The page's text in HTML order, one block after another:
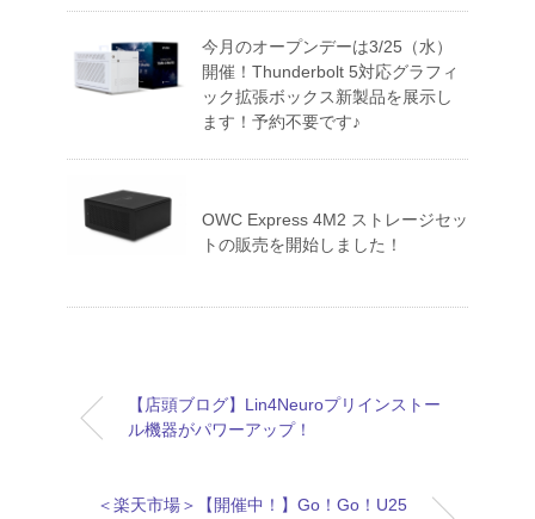
今月のオープンデーは3/25（水）
開催！Thunderbolt 5対応グラフィ
ック拡張ボックス新製品を展示し
ます！予約不要です♪
OWC Express 4M2 ストレージセッ
トの販売を開始しました！
【店頭ブログ】Lin4Neuroプリインストー
ル機器がパワーアップ！
＜楽天市場＞【開催中！】Go！Go！U25